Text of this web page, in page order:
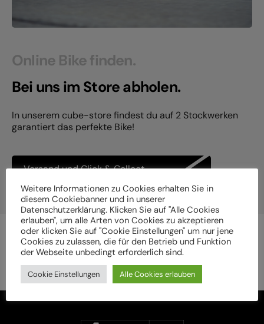
Online Bike finden.
Bei uns im Store abholen.
In unserem cube-store findest du auf 2 Stockwerken
garantiert das perfekte Bike!
Versand und Click & Collect
Weitere Informationen zu Cookies erhalten Sie in
diesem Cookiebanner und in unserer
Datenschutzerklärung. Klicken Sie auf "Alle Cookies
erlauben", um alle Arten von Cookies zu akzeptieren
oder klicken Sie auf "Cookie Einstellungen" um nur jene
Cookies zu zulassen, die für den Betrieb und Funktion
der Webseite unbedingt erforderlich sind.
Cookie Einstellungen Alle Cookies erlauben